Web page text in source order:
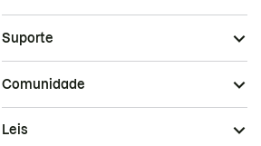
Suporte
Comunidade
Leis